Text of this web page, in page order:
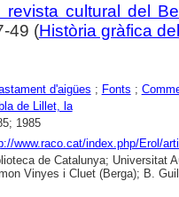
revista cultural del
49 (Història gràfica
d'aigües ; Fonts ;
de Lillet, la
1985
www.raco.cat/index.php/Erol/
de Catalunya; Universitat
Vinyes i Cluet (Berga); B.